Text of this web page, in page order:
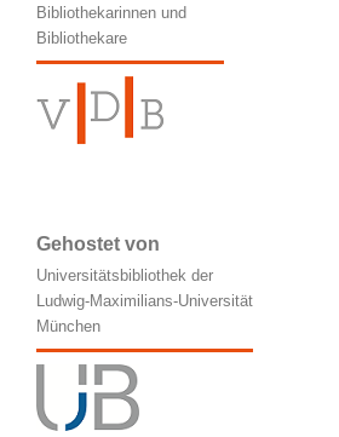
Bibliothekarinnen und
Bibliothekare
Gehostet von
Universitätsbibliothek der
Ludwig-Maximilians-Universität
München